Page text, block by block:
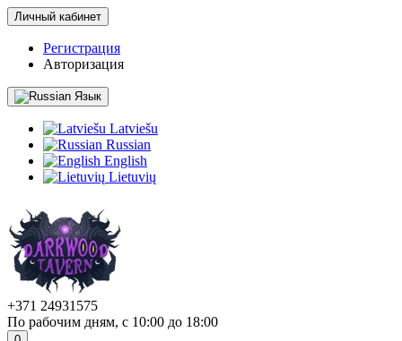
Личный кабинет
Регистрация
Авторизация
Язык
Latviešu
Russian
English
Lietuvių
+371 24931575
По рабочим дням, с 10:00 до 18:00